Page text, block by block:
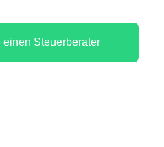
einen Steuerberater